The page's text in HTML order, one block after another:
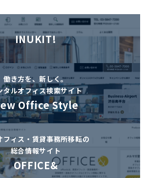
INUKIT!
働き方を、新しく。
タルオフィス検索サイト
Office Style
フィス・賃貸事務所移転の
総合情報サイト
OFFICE&